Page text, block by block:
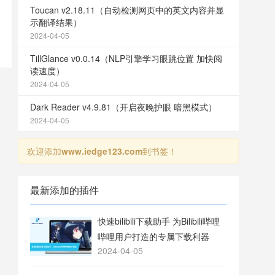
Toucan v2.18.11（自动检测网页中的英文内容并显
示翻译结果）
2024-04-05
TillGlance v0.0.14（NLP引擎学习眼跳位置 加快阅
读速度）
2024-04-05
Dark Reader v4.9.81（开启夜晚护眼 暗黑模式）
2024-04-05
欢迎添加www.iedge123.com到书签！
最新添加的插件
快速bilibili下载助手 为Bilibili哔哩
哔哩用户打造的专属下载利器
2024-04-05